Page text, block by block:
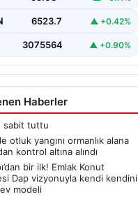
köyleri arasında bulunan
bir nedenle…
6523.7 ▲ +0.42%
3075564 ▲ +0.90%
Haberler
sabit tuttu
otluk yangını ormanlık alana
kontrol altına alındı
bir ilk! Emlak Konut
Dap vizyonuyla kendi kendini
modeli